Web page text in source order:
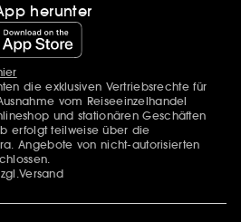
herunter
die exklusiven Vertriebsrechte für
vom Reiseeinzelhandel
und stationären Geschäften
erfolgt teilweise über die
Angebote von nicht-autorisierten